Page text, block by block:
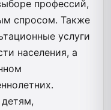
профессий,
спросом. Также
услуги
населения, а